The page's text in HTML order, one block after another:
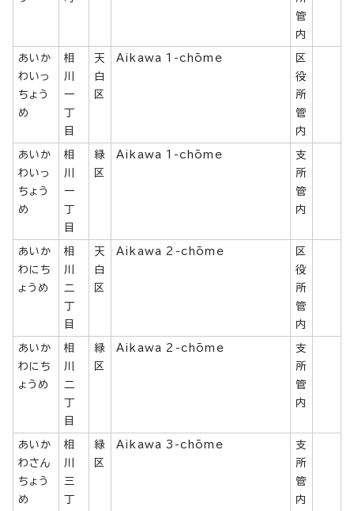
管
内
あいか
わいっ
ちょう
め
相
川
一
丁
目
天
白
区
Aikawa 1-chōme
区
役
所
管
内
あいか
わいっ
ちょう
め
相
川
一
丁
目
緑
区
Aikawa 1-chōme
支
所
管
内
あいか
わにち
ょうめ
相
川
二
丁
目
天
白
区
Aikawa 2-chōme
区
役
所
管
内
あいか
わにち
ょうめ
相
川
二
丁
目
緑
区
Aikawa 2-chōme
支
所
管
内
あいか
わさん
ちょう
め
相
川
三
丁
緑
区
Aikawa 3-chōme
支
所
管
内